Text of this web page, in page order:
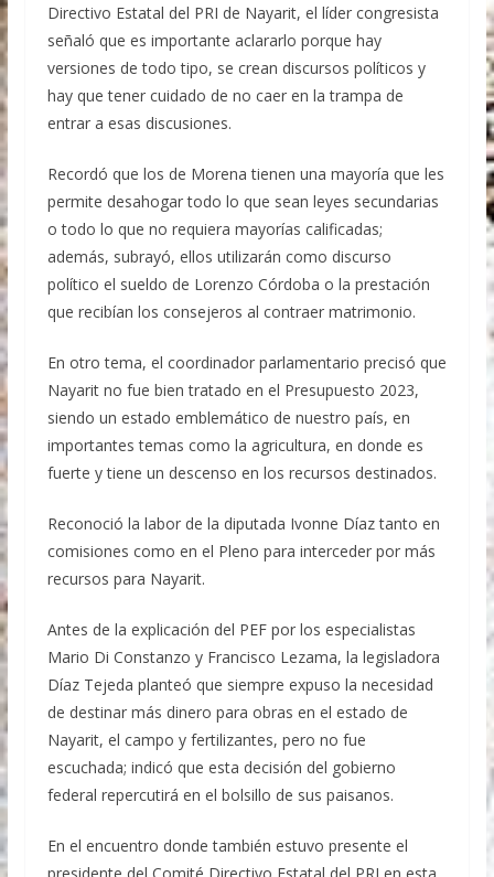
Directivo Estatal del PRI de Nayarit, el líder congresista
señaló que es importante aclararlo porque hay
versiones de todo tipo, se crean discursos políticos y
hay que tener cuidado de no caer en la trampa de
entrar a esas discusiones.
Recordó que los de Morena tienen una mayoría que les
permite desahogar todo lo que sean leyes secundarias
o todo lo que no requiera mayorías calificadas;
además, subrayó, ellos utilizarán como discurso
político el sueldo de Lorenzo Córdoba o la prestación
que recibían los consejeros al contraer matrimonio.
En otro tema, el coordinador parlamentario precisó que
Nayarit no fue bien tratado en el Presupuesto 2023,
siendo un estado emblemático de nuestro país, en
importantes temas como la agricultura, en donde es
fuerte y tiene un descenso en los recursos destinados.
Reconoció la labor de la diputada Ivonne Díaz tanto en
comisiones como en el Pleno para interceder por más
recursos para Nayarit.
Antes de la explicación del PEF por los especialistas
Mario Di Constanzo y Francisco Lezama, la legisladora
Díaz Tejeda planteó que siempre expuso la necesidad
de destinar más dinero para obras en el estado de
Nayarit, el campo y fertilizantes, pero no fue
escuchada; indicó que esta decisión del gobierno
federal repercutirá en el bolsillo de sus paisanos.
En el encuentro donde también estuvo presente el